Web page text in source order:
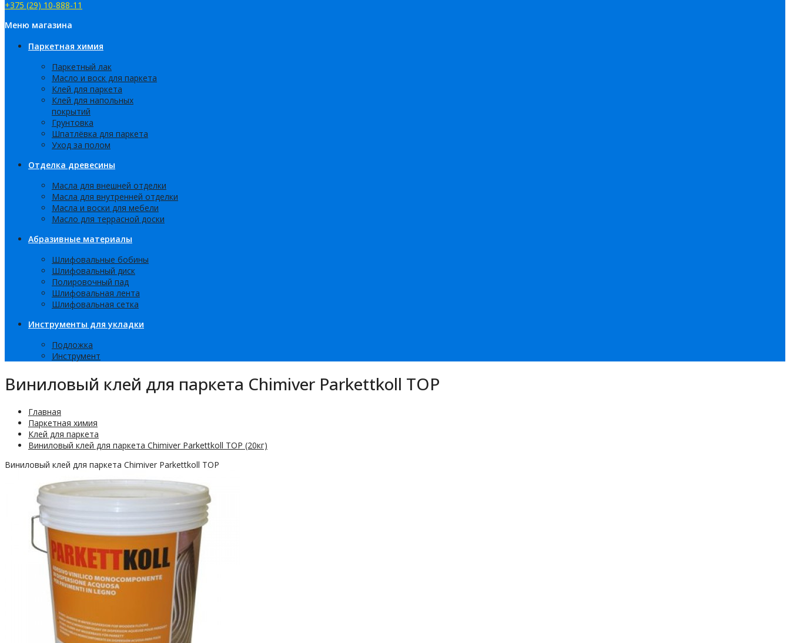
+375 (29) 10-888-11
Меню магазина
Паркетная химия
Паркетный лак
Масло и воск для паркета
Клей для паркета
Клей для напольных
покрытий
Грунтовка
Шпатлёвка для паркета
Уход за полом
Отделка древесины
Масла для внешней отделки
Масла для внутренней отделки
Масла и воски для мебели
Масло для террасной доски
Абразивные материалы
Шлифовальные бобины
Шлифовальный диск
Полировочный пад
Шлифовальная лента
Шлифовальная сетка
Инструменты для укладки
Подложка
Инструмент
Виниловый клей для паркета Chimiver Parkettkoll TOP
Главная
Паркетная химия
Клей для паркета
Виниловый клей для паркета Chimiver Parkettkoll TOP (20кг)
Виниловый клей для паркета Chimiver Parkettkoll TOP